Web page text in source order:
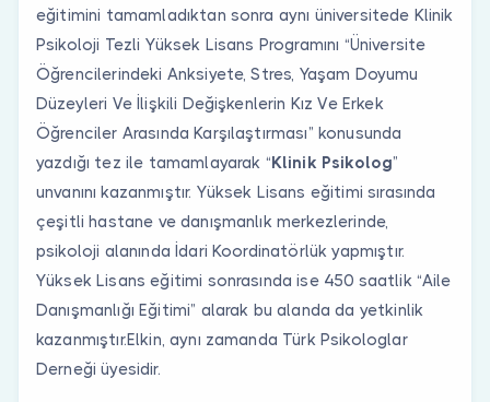
eğitimini tamamladıktan sonra aynı üniversitede Klinik
Psikoloji Tezli Yüksek Lisans Programını “Üniversite
Öğrencilerindeki Anksiyete, Stres, Yaşam Doyumu
Düzeyleri Ve İlişkili Değişkenlerin Kız Ve Erkek
Öğrenciler Arasında Karşılaştırması” konusunda
yazdığı tez ile tamamlayarak “Klinik Psikolog”
unvanını kazanmıştır. Yüksek Lisans eğitimi sırasında
çeşitli hastane ve danışmanlık merkezlerinde,
psikoloji alanında İdari Koordinatörlük yapmıştır.
Yüksek Lisans eğitimi sonrasında ise 450 saatlik “Aile
Danışmanlığı Eğitimi” alarak bu alanda da yetkinlik
kazanmıştır.Elkin, aynı zamanda Türk Psikologlar
Derneği üyesidir.